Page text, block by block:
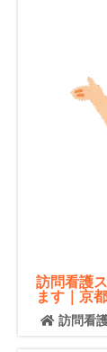
訪問看護
ます｜京
訪問看